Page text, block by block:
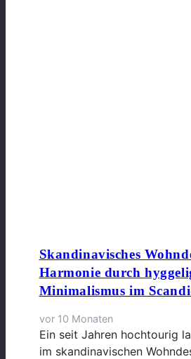
Skandinavisches
Harmonie durch
Minimalismus im
vor 10 Monaten
Ein seit Jahren hochtourig
im skandinavischen